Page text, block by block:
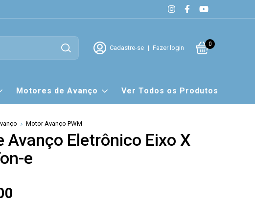
Cadastre-se | Fazer login
0
Motores de Avanço Ver Todos os Produtos
Motor Avanço PWM
Avanço Eletrônico Eixo X
e